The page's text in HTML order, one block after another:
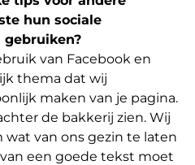
hun sociale
gebruiken?
van Facebook en
thema dat wij
maken van je pagina.
de bakkerij zien. Wij
van ons gezin te laten
een goede tekst moet